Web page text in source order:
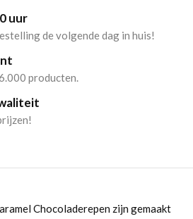
uur
de volgende dag in huis!
producten.
Chocoladerepen zijn gemaakt